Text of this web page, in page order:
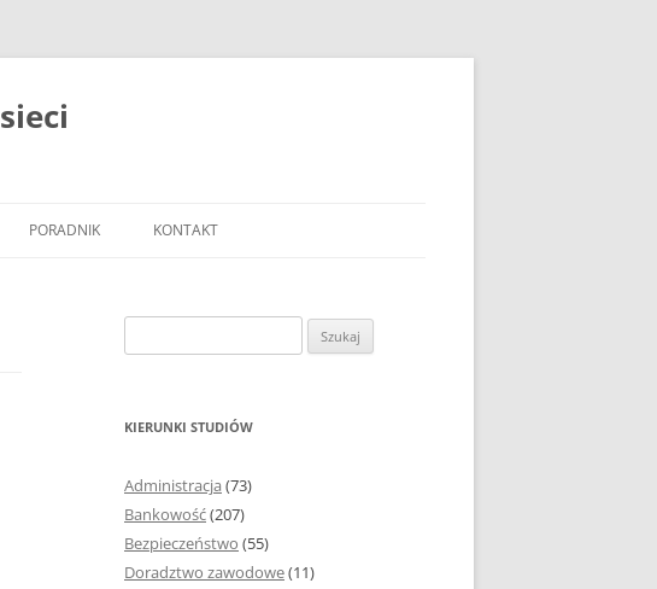
PORADNIK
JAK ZBIERAĆ I OPRACOWYWAĆ
BIBLIOGRAFICZNYCH
ZAWARTOŚĆ I ROZMIAR PRACY
DYPLOMOWEJ
KONTAKT
KIERUNKI STUDIÓW
Administracja (73)
Bankowość(207)
Bezpieczeństwo (55)
Doradztwo zawodowe(11)